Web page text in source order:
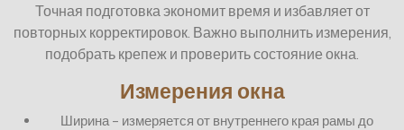
Точная подготовка экономит время и избавляет от
повторных корректировок. Важно выполнить измерения,
подобрать крепеж и проверить состояние окна.
Измерения окна
Ширина – измеряется от внутреннего края рамы до